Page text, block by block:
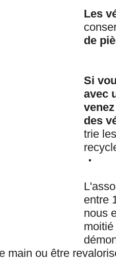
Les
de
Si
avec
des
trie
entre
nous
main ou être